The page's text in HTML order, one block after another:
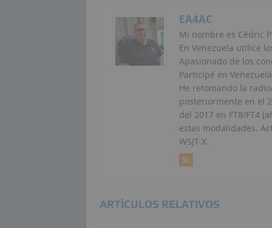
EA4AC
Mi nombre es Cédric
En Venezuela utilice
Apasionado de los
Participé en
He retomando la
posteriormente en el
del 2017 en FT8/FT4
estas modalidades.
WSJT-X.
ARTÍCULOS RELATIVOS